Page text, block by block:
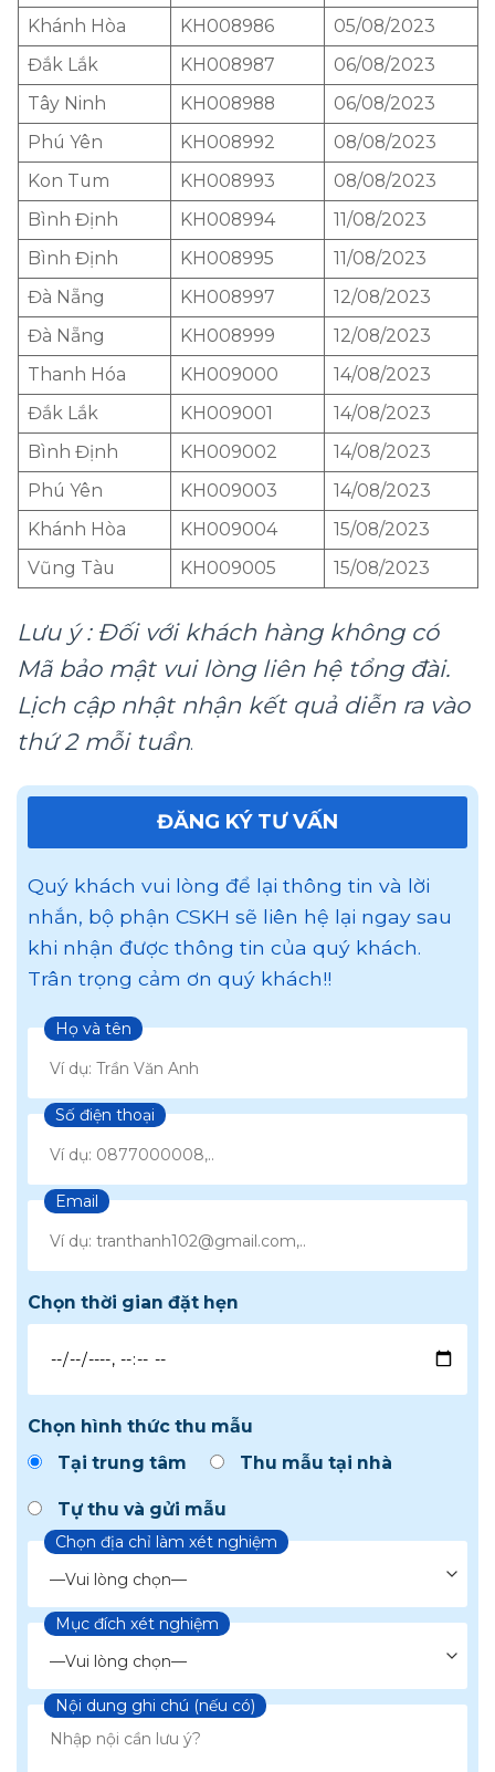
Khánh Hòa
KH008986
05/08/2023
Đắk Lắk
KH008987
06/08/2023
Tây Ninh
KH008988
06/08/2023
Phú Yên
KH008992
08/08/2023
Kon Tum
KH008993
08/08/2023
Bình Định
KH008994
11/08/2023
Bình Định
KH008995
11/08/2023
Đà Nẵng
KH008997
12/08/2023
Đà Nẵng
KH008999
12/08/2023
Thanh Hóa
KH009000
14/08/2023
Đắk Lắk
KH009001
14/08/2023
Bình Định
KH009002
14/08/2023
Phú Yên
KH009003
14/08/2023
Khánh Hòa
KH009004
15/08/2023
Vũng Tàu
KH009005 15/08/2023
Lưu ý : Đối với khách hàng không có
Mã bảo mật vui lòng liên hệ tổng đài.
Lịch cập nhật nhận kết quả diễn ra vào
thứ 2 mỗi tuần.
ĐĂNG KÝ TƯ VẤN
Quý khách vui lòng để lại thông tin và lời
nhắn, bộ phận CSKH sẽ liên hệ lại ngay sau
khi nhận được thông tin của quý khách.
Trân trọng cảm ơn quý khách!!
Họ và tên
Số điện thoại
Email
Chọn thời gian đặt hẹn
Chọn hình thức thu mẫu
Tại trung tâm
Thu mẫu tại nhà
Tự thu và gửi mẫu
Chọn địa chỉ làm xét nghiệm
Mục đích xét nghiệm
Chọn loại xét nghiệm
Nội dung ghi chú (nếu có)